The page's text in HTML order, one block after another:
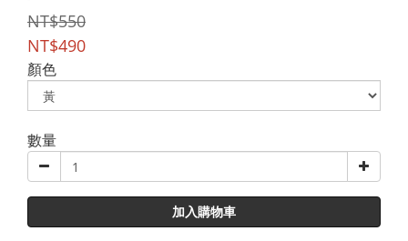
NT$550
NT$490
顏色
數量
加入購物車